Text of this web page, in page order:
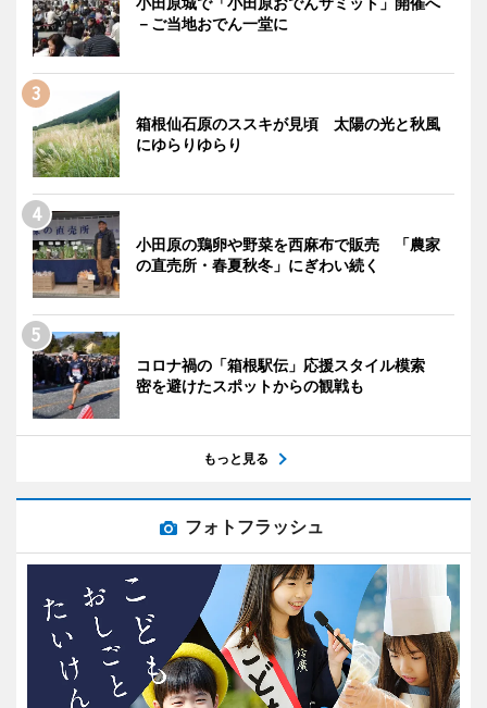
－ご当地おでん一堂に
箱根仙石原のススキが見頃 太陽の光と秋風
にゆらりゆらり
小田原の鶏卵や野菜を西麻布で販売 「農家
の直売所・春夏秋冬」にぎわい続く
コロナ禍の「箱根駅伝」応援スタイル模索
密を避けたスポットからの観戦も
もっと見る
フォトフラッシュ